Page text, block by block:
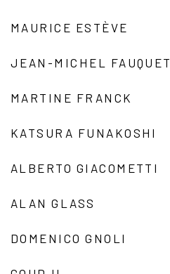
MAURICE ESTÈVE
JEAN-MICHEL FAUQUET
MARTINE FRANCK
KATSURA FUNAKOSHI
ALBERTO GIACOMETTI
ALAN GLASS
DOMENICO GNOLI